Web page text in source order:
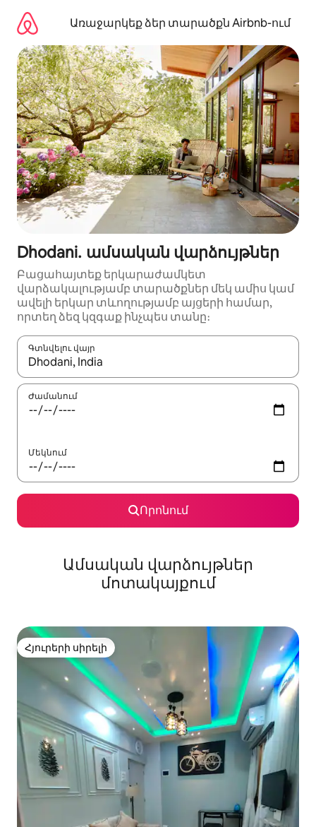
բովանդակությանըԱռաջարկեք ձեր տարածքն Airbnb-ում
Dhodani․ ամսական վարձույթներ
Բացահայտեք երկարաժամկետ
վարձակալությամբ տարածքներ մեկ ամիս կամ
ավելի երկար տևողությամբ այցերի համար,
որտեղ ձեզ կզգաք ինչպես տանը։
Գտնվելու վայր
Երբ արդյունքները հասանելի լինեն, սլաքների
Ժամանում
Մեկնում
Որոնում
Ամսական վարձույթներ
մոտակայքում
Հյուրերի սիրելի
Հյուրերի սիրելի